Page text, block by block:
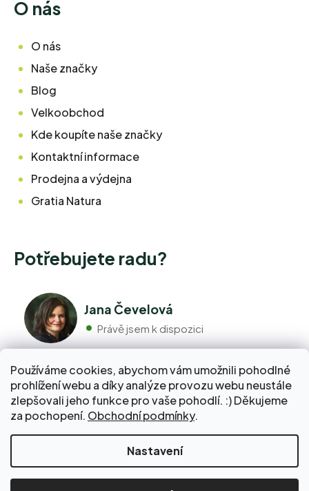
Používáme cookies, abychom vám umožnili pohodlné
prohlížení webu a díky analýze provozu webu neustále
zlepšovali jeho funkce pro vaše pohodlí. :) Děkujeme
za pochopení. Obchodní podmínky.
Nastavení
Nakupte za 2 000 Kč a dopravu do Balíkovny zaplatíme
O nás
O nás
Naše značky
Blog
Velkoobchod
Kde koupíte naše značky
Kontaktní informace
Prodejna a výdejna
Gratia Natura
Potřebujete radu?
Jana Čevelová
Právě jsem k dispozici
+420 776 298 517
Volejte pondělí - pátek 9:00 až 17:00
info@pravebio.cz
Napište nám kdykoli, snažíme se vždy odpovědět do 24
Vytvořil Shoptet Premium
Copyright 2026www.pravebio.cz. Všechna